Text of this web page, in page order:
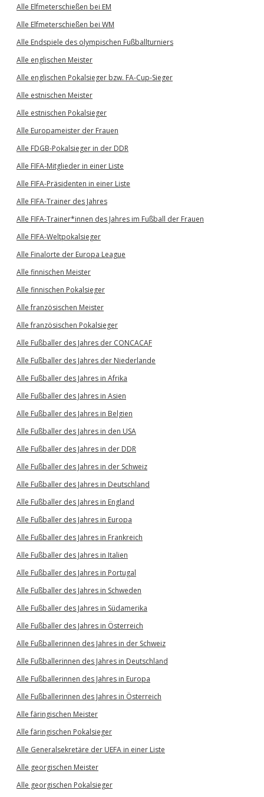
Alle Elfmeterschießen bei EM
Alle Elfmeterschießen bei WM
Alle Endspiele des olympischen Fußballturniers
Alle englischen Meister
Alle englischen Pokalsieger bzw. FA-Cup-Sieger
Alle estnischen Meister
Alle estnischen Pokalsieger
Alle Europameister der Frauen
Alle FDGB-Pokalsieger in der DDR
Alle FIFA-Mitglieder in einer Liste
Alle FIFA-Präsidenten in einer Liste
Alle FIFA-Trainer des Jahres
Alle FIFA-Trainer*innen des Jahres im Fußball der Frauen
Alle FIFA-Weltpokalsieger
Alle Finalorte der Europa League
Alle finnischen Meister
Alle finnischen Pokalsieger
Alle französischen Meister
Alle französischen Pokalsieger
Alle Fußballer des Jahres der CONCACAF
Alle Fußballer des Jahres der Niederlande
Alle Fußballer des Jahres in Afrika
Alle Fußballer des Jahres in Asien
Alle Fußballer des Jahres in Belgien
Alle Fußballer des Jahres in den USA
Alle Fußballer des Jahres in der DDR
Alle Fußballer des Jahres in der Schweiz
Alle Fußballer des Jahres in Deutschland
Alle Fußballer des Jahres in England
Alle Fußballer des Jahres in Europa
Alle Fußballer des Jahres in Frankreich
Alle Fußballer des Jahres in Italien
Alle Fußballer des Jahres in Portugal
Alle Fußballer des Jahres in Schweden
Alle Fußballer des Jahres in Südamerika
Alle Fußballer des Jahres in Österreich
Alle Fußballerinnen des Jahres in der Schweiz
Alle Fußballerinnen des Jahres in Deutschland
Alle Fußballerinnen des Jahres in Europa
Alle Fußballerinnen des Jahres in Österreich
Alle färingischen Meister
Alle färingischen Pokalsieger
Alle Generalsekretäre der UEFA in einer Liste
Alle georgischen Meister
Alle georgischen Pokalsieger